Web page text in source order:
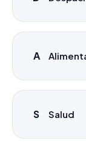
A
S Salud